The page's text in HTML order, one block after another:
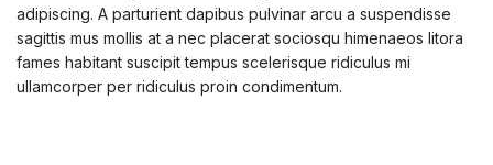
adipiscing. A parturient dapibus pulvinar arcu a suspendisse
sagittis mus mollis at a nec placerat sociosqu himenaeos litora
fames habitant suscipit tempus scelerisque ridiculus mi
ullamcorper per ridiculus proin condimentum.